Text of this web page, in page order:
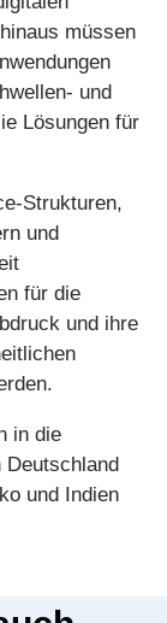
müssen
und
Lösungen für
Strukturen,
und
für die
und ihre
in die
Deutschland
und Indien